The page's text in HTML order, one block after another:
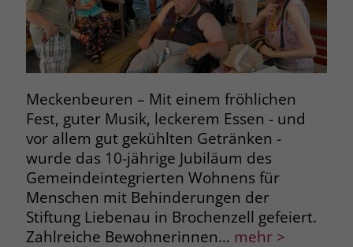
Meckenbeuren – Mit einem fröhlichen
Fest, guter Musik, leckerem Essen - und
vor allem gut gekühlten Getränken -
wurde das 10-jährige Jubiläum des
Gemeindeintegrierten Wohnens für
Menschen mit Behinderungen der
Stiftung Liebenau in Brochenzell gefeiert.
Zahlreiche Bewohnerinnen… mehr >